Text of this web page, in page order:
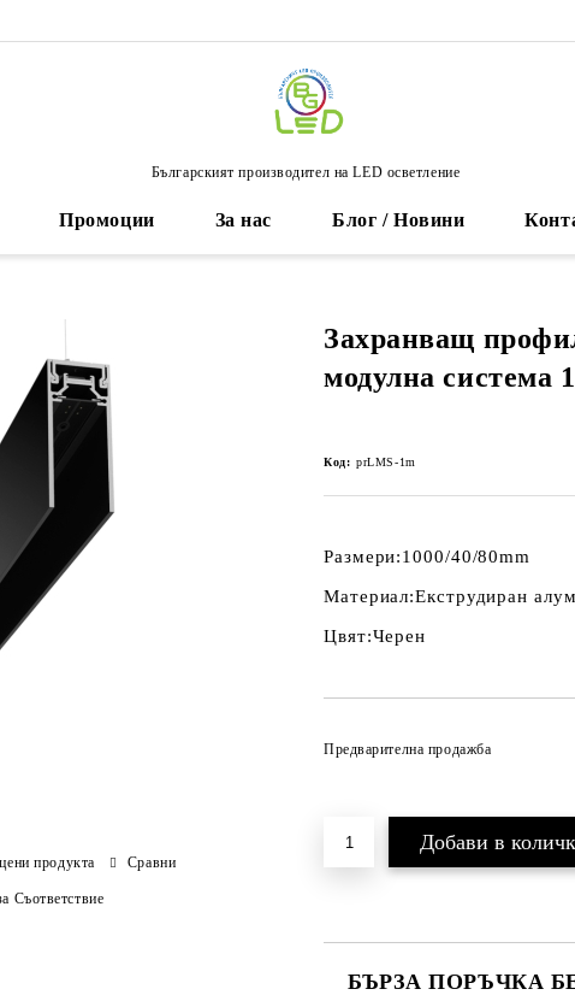
Българският производител на LED осветление
Промоции За нас Блог / Новини
Захранващ
модулна система
Код: prLMS-1m
Размери:1000/40/80mm
Материал:Екструдиран
Цвят:Черен
Предварителна продажба
БЪРЗА ПОРЪЧКА
продукта Сравни
Съответствие